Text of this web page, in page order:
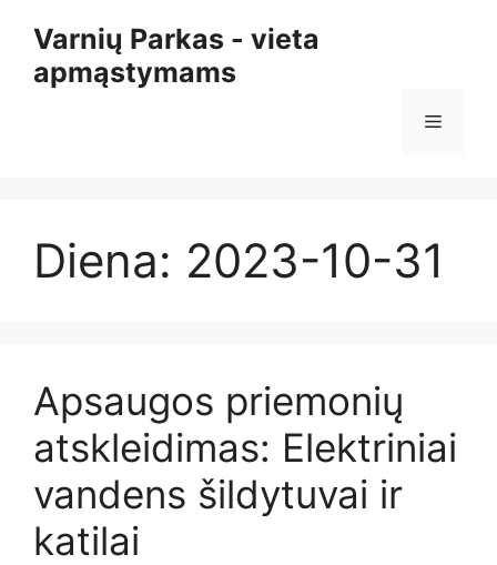
turinio
Varnių Parkas - vieta
apmąstymams
Meniu
Diena: 2023-10-31
Apsaugos priemonių
atskleidimas: Elektriniai
vandens šildytuvai ir
katilai